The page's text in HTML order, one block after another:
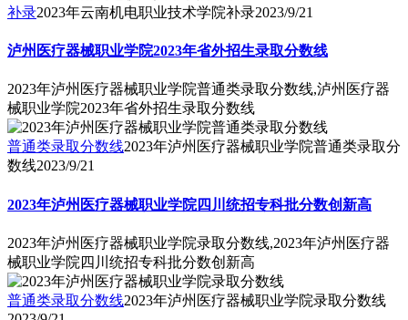
补录2023年云南机电职业技术学院补录2023/9/21
泸州医疗器械职业学院2023年省外招生录取分数线
2023年泸州医疗器械职业学院普通类录取分数线,泸州医疗器
械职业学院2023年省外招生录取分数线
普通类录取分数线2023年泸州医疗器械职业学院普通类录取分
数线2023/9/21
2023年泸州医疗器械职业学院四川统招专科批分数创新高
2023年泸州医疗器械职业学院录取分数线,2023年泸州医疗器
械职业学院四川统招专科批分数创新高
普通类录取分数线2023年泸州医疗器械职业学院录取分数线